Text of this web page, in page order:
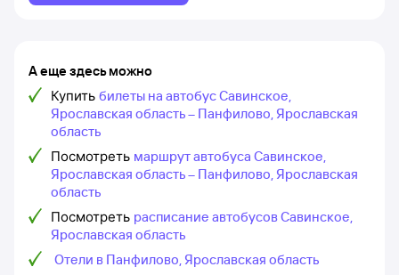
А еще здесь можно
Купить билеты на автобус Савинское,
Ярославская область – Панфилово, Ярославская
область
Посмотреть маршрут автобуса Савинское,
Ярославская область – Панфилово, Ярославская
область
Посмотреть расписание автобусов Савинское,
Ярославская область
Отели в Панфилово, Ярославская область